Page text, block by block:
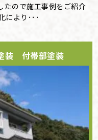
たので施工事例をご紹介
により･･･
装 付帯部塗装